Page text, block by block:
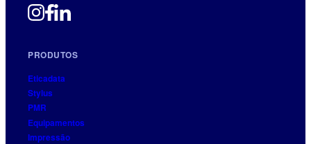
PRODUTOS
Eticadata
Stylus
PMR
Equipamentos
Impressão